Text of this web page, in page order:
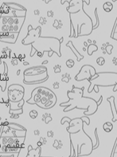
عقیم